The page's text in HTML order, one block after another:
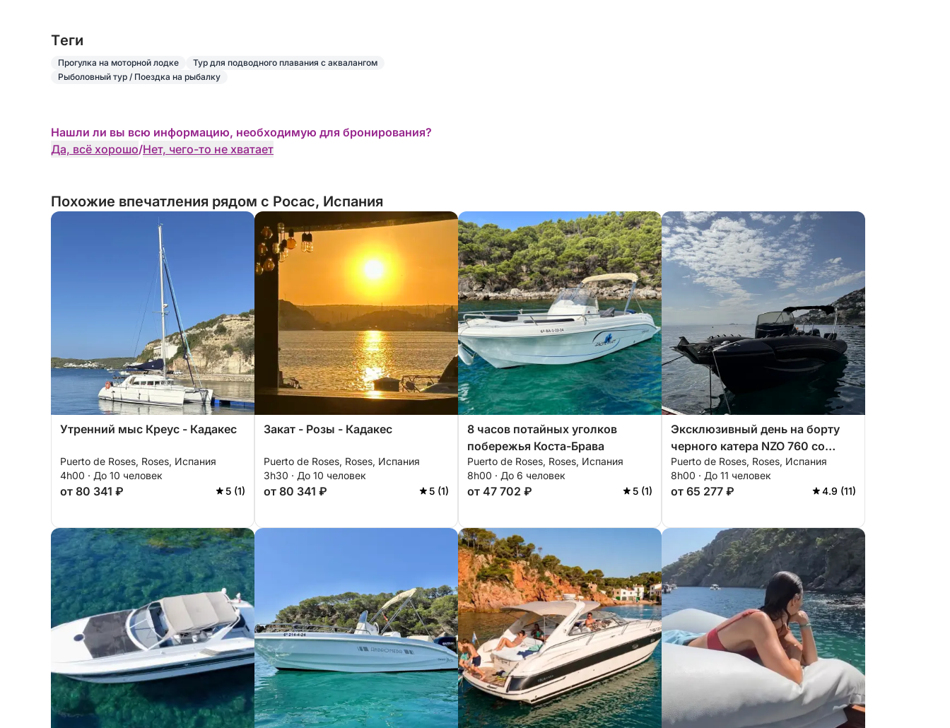
Tеги
Прогулка на моторной лодке
Тур для подводного плавания с аквалангом
Рыболовный тур / Поездка на рыбалку
Нашли ли вы всю информацию, необходимую для бронирования?
Да, всё хорошо/Нет, чего-то не хватает
Похожие впечатления рядом с Росас, Испания
Утренний мыс Креус - Кадакес
Puerto de Roses, Roses, Испания
4h00 · До 10 человек
от 80 341 ₽ 5 (1)
Закат - Розы - Кадакес
Puerto de Roses, Roses, Испания
3h30 · До 10 человек
от 80 341 ₽ 5 (1)
8 часов потайных уголков
побережья Коста-Брава
Puerto de Roses, Roses, Испания
8h00 · До 6 человек
от 47 702 ₽ 5 (1)
Эксклюзивный день на борту
черного катера NZO 760 со
шкипером.
Puerto de Roses, Roses, Испания
8h00 · До 11 человек
от 65 277 ₽ 4.9 (11)